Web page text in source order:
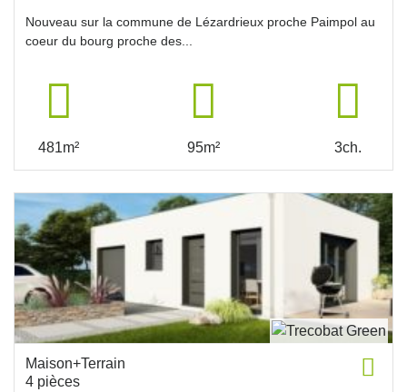
Nouveau sur la commune de Lézardrieux proche Paimpol au
coeur du bourg proche des...
481m² 95m² 3ch.
Maison+Terrain
4 pièces